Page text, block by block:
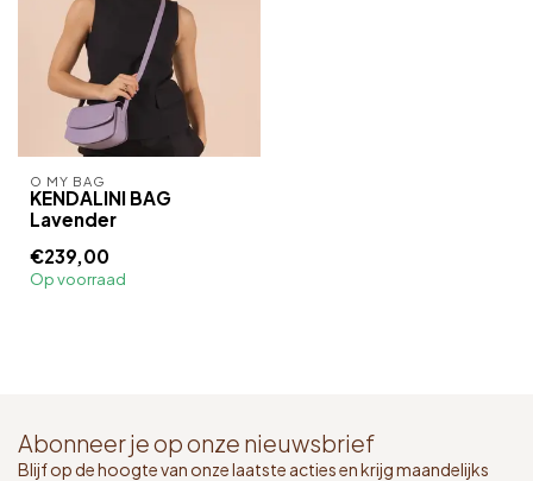
O MY BAG
KENDALINI BAG
Lavender
€239,00
Op voorraad
Abonneer je op onze nieuwsbrief
Blijf op de hoogte van onze laatste acties en krijg maandelijks